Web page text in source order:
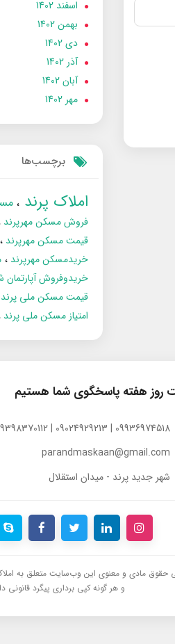
اسفند 1402
بهمن 1402
دی 1402
آذر 1402
آبان 1402
مهر 1402
برچسب‌ها
املاک پرند
فروش مسکن مهرپرند
قیمت مسکن مهرپرند
خریدمسکن مهرپرند
خریدوفروش آپارتمان
قیمت مسکن ملی پرند
امتیاز مسکن ملی پرند
روز هفته پاسخگوی شما هستیم
09936974518 | 09024929213 | 09398370112
parandmaskaan@gmail.com
شهر جدید پرند - میدان استقلال
حقوق مادی و معنوی این وب‌سایت متعلق به
و هر گونه کپی برداری پیگرد قانونی